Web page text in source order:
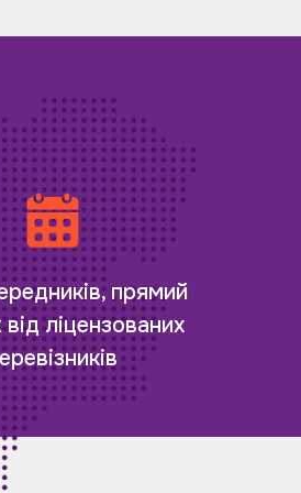
прямий
ліцензованих